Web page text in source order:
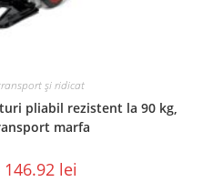
și ridicat
pliabil rezistent la 90 kg,
marfa
146.92 lei